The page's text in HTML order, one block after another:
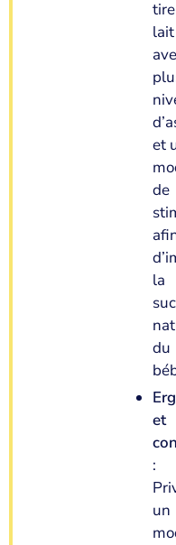
lait
et
de
la
du
et
:
un